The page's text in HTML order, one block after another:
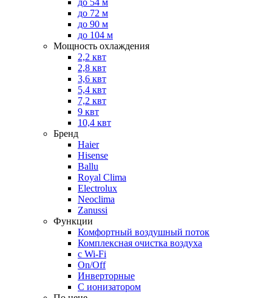
до 54 м
до 72 м
до 90 м
до 104 м
Мощность охлаждения
2,2 квт
2,8 квт
3,6 квт
5,4 квт
7,2 квт
9 квт
10,4 квт
Бренд
Haier
Hisense
Ballu
Royal Clima
Electrolux
Neoclima
Zanussi
Функции
Комфортный воздушный поток
Комплексная очистка воздуха
с Wi-Fi
On/Off
Инверторные
С ионизатором